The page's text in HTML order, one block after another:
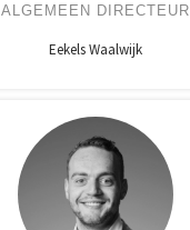
ALGEMEEN DIRECTEUR
Eekels Waalwijk